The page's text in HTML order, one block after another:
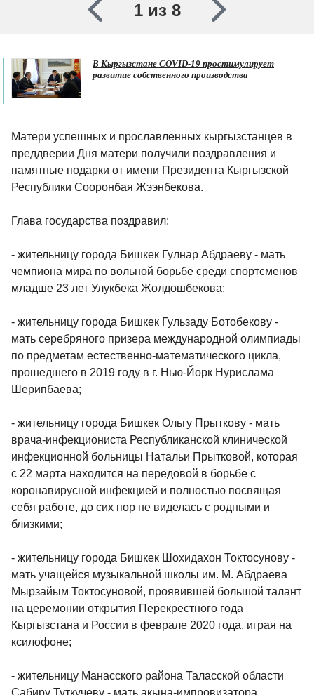
1 из 8
В Кыргызстане COVID-19 простимулирует
развитие собственного производства
Матери успешных и прославленных кыргызстанцев в
преддверии Дня матери получили поздравления и
памятные подарки от имени Президента Кыргызской
Республики Сооронбая Жээнбекова.
Глава государства поздравил:
- жительницу города Бишкек Гулнар Абдраеву - мать
чемпиона мира по вольной борьбе среди спортсменов
младше 23 лет Улукбека Жолдошбекова;
- жительницу города Бишкек Гульзаду Ботобекову -
мать серебряного призера международной олимпиады
по предметам естественно-математического цикла,
прошедшего в 2019 году в г. Нью-Йорк Нурислама
Шерипбаева;
- жительницу города Бишкек Ольгу Прыткову - мать
врача-инфекциониста Республиканской клинической
инфекционной больницы Натальи Прытковой, которая
с 22 марта находится на передовой в борьбе с
коронавирусной инфекцией и полностью посвящая
себя работе, до сих пор не виделась с родными и
близкими;
- жительницу города Бишкек Шохидахон Токтосунову -
мать учащейся музыкальной школы им. М. Абдраева
Мырзайым Токтосуновой, проявившей большой талант
на церемонии открытия Перекрестного года
Кыргызстана и России в феврале 2020 года, играя на
ксилофоне;
- жительницу Манасского района Таласской области